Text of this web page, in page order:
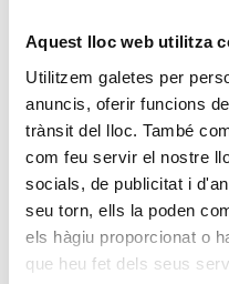
Aquest lloc web utilitza
Utilitzem galetes per
anuncis, oferir funcions
trànsit del lloc. També
com feu servir el nostre
socials, de publicitat i
seu torn, ells la poden
els hàgiu proporcionat o
que heu fet dels seus